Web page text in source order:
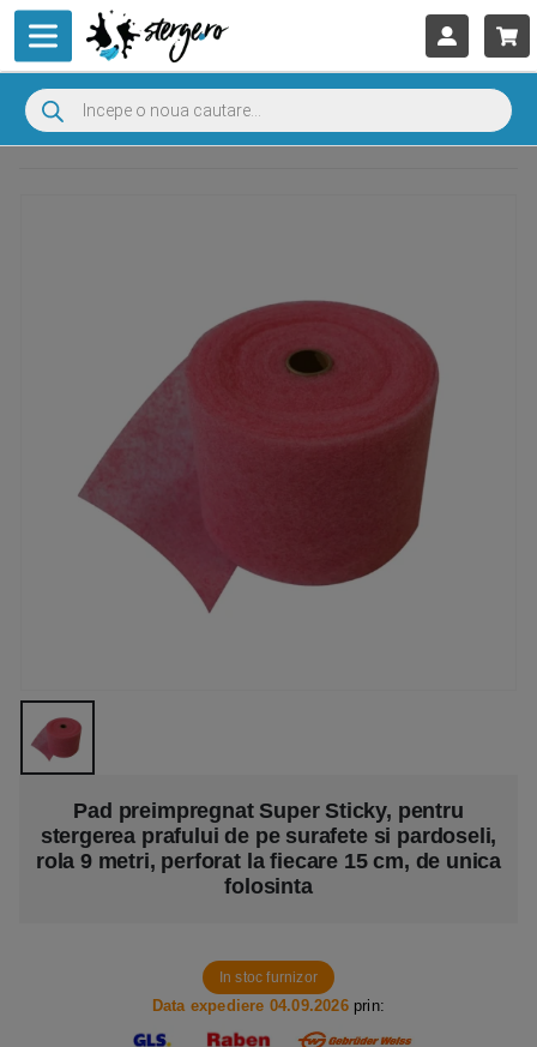
Pad preimpregnat Super Sticky, pentru
stergerea prafului de pe surafete si pardoseli,
rola 9 metri, perforat la fiecare 15 cm, de unica
folosinta
In stoc furnizor
Data expediere 04.09.2026prin: